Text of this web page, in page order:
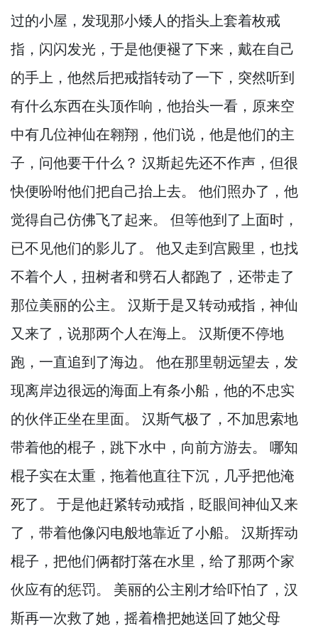
过的小屋， 发现那小矮人的指头上套着枚戒
指， 闪闪发光， 于是他便褪了下来， 戴在自己
的手上， 他然后把戒指转动了一下， 突然听到
有什么东西在头顶作响， 他抬头一看， 原来空
中有几位神仙在翱翔， 他们说， 他是他们的主
子， 问他要干什么？ 汉斯起先还不作声， 但很
快便吩咐他们把自己抬上去。
他们照办了， 他
觉得自己仿佛飞了起来。
但等他到了上面时，
已不见他们的影儿了。
他又走到宫殿里， 也找
不着个人， 扭树者和劈石人都跑了， 还带走了
那位美丽的公主。
汉斯于是又转动戒指， 神仙
又来了， 说那两个人在海上。
汉斯便不停地
跑， 一直追到了海边。 他在那里朝远望去， 发
现离岸边很远的海面上有条小船， 他的不忠实
的伙伴正坐在里面。
汉斯气极了， 不加思索地
带着他的棍子， 跳下水中， 向前方游去。
哪知
棍子实在太重， 拖着他直往下沉， 几乎把他淹
死了。
于是他赶紧转动戒指， 眨眼间神仙又来
了， 带着他像闪电般地靠近了小船。
汉斯挥动
棍子， 把他们俩都打落在水里， 给了那两个家
伙应有的惩罚。
美丽的公主刚才给吓怕了， 汉
斯再一次救了她， 摇着橹把她送回了她父母